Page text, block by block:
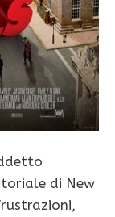
di New